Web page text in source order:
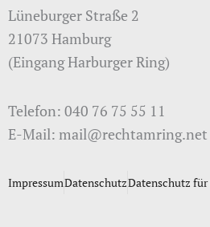
Lüneburger Straße 2
21073 Hamburg
(Eingang Harburger Ring)
Telefon: 040 76 75 55 11
E-Mail: mail@rechtamring.net
ImpressumDatenschutzDatenschutz